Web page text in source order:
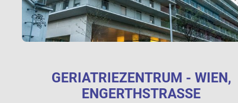
GERIATRIEZENTRUM - WIEN,
ENGERTHSTRASSE